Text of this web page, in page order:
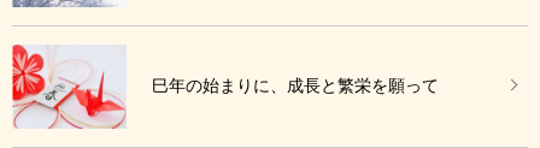
巳年の始まりに、成長と繁栄を願って